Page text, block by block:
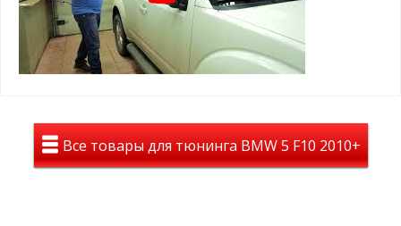
Стильный дизайн:улучшает внешний вид автомобиля,
придавая ему более агрессивный и динамичный облик.
Характеристики:
Материал:
мм;
Производитель:СА Пластик
Все товары для тюнинга BMW 5 F10 2010+